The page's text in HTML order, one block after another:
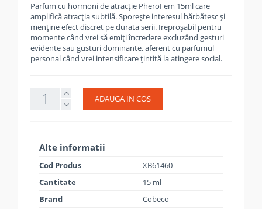
Parfum cu hormoni de atracție PheroFem 15ml care
amplifică atracția subtilă. Sporește interesul bărbătesc și
menține efect discret pe durata serii. Ireproșabil pentru
momente când vrei să emiți încredere excluzând gesturi
evidente sau gusturi dominante, aferent cu parfumul
personal când vrei intensificare țintită la atingere social.
ADAUGA IN COS
Alte informatii
Cod Produs
XB61460
Cantitate
15 ml
Brand
Cobeco